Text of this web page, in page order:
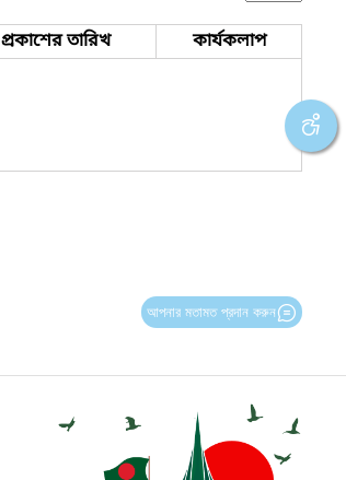
প্রকাশের তারিখ কার্যকলাপ
আপনার মতামত প্রদান করুন